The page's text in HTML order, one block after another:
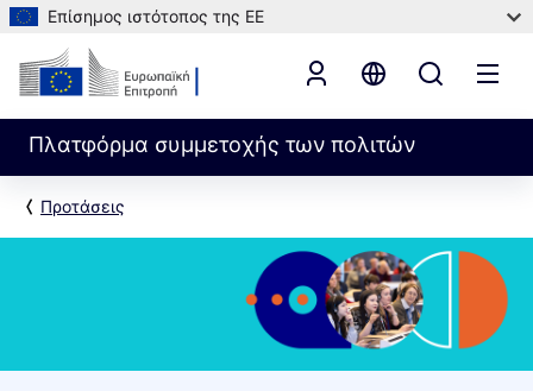
Επίσημος ιστότοπος της ΕΕ
Πλατφόρμα συμμετοχής των πολιτών
Προτάσεις